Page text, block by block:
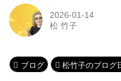
2026-01-14
松 竹子
ブログ 松竹子のブログ